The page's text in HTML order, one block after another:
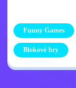
Funny Games
Blokové hry